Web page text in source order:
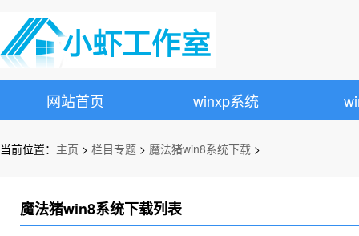
网站首页 winxp系统
当前位置： 主页 > 栏目专题 > 魔法猪win8系统下载 >
魔法猪win8系统下载列表